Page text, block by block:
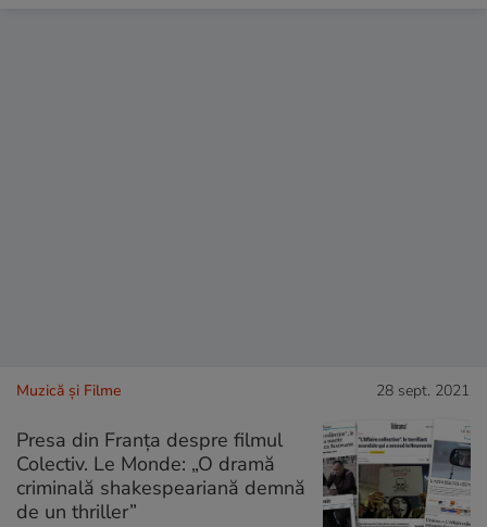
Muzică și Filme 28 sept. 2021
Presa din Franța despre filmul
Colectiv. Le Monde: „O dramă
criminală shakespeariană demnă
de un thriller”